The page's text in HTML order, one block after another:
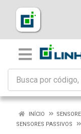
INÍCIO
SENSORES PASSIVOS